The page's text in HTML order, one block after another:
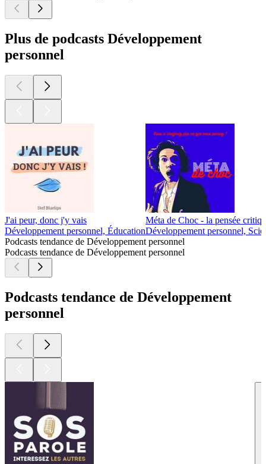
Plus de podcasts Développement
personnel
J'ai peur, donc j'y vais
Développement personnel, Éducation
Méta de Choc - la pensée
Développement personnel,
Podcasts tendance de Développement personnel
Podcasts tendance de Développement personnel
Podcasts tendance de Développement
personnel